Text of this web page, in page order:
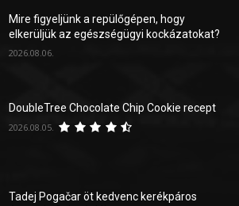
Mire figyeljünk a repülőgépen, hogy
elkerüljük az egészségügyi kockázatokat?
2026.08.06.
DoubleTree Chocolate Chip Cookie recept
2026.08.05.
Tadej Pogačar öt kedvenc kerékpáros